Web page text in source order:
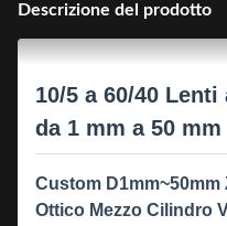
Descrizione del prodotto
10/5 a 60/40
da 1 mm a 50
Custom D1mm~50mm
Ottico Mezzo Cilindro